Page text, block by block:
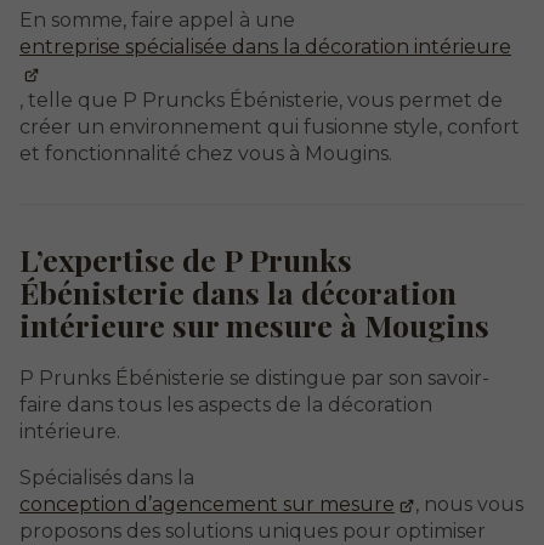
En somme, faire appel à une
entreprise spécialisée dans la décoration intérieure
, telle que P Pruncks Ébénisterie, vous permet de
créer un environnement qui fusionne style, confort
et fonctionnalité chez vous à Mougins.
L’expertise de P Prunks
Ébénisterie dans la décoration
intérieure sur mesure à Mougins
P Prunks Ébénisterie se distingue par son savoir-
faire dans tous les aspects de la décoration
intérieure.
Spécialisés dans la
conception d’agencement sur mesure
, nous vous
proposons des solutions uniques pour optimiser